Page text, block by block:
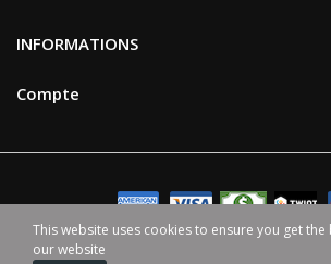
INFORMATIONS
Compte
This website uses cookies to ensure you get
our website